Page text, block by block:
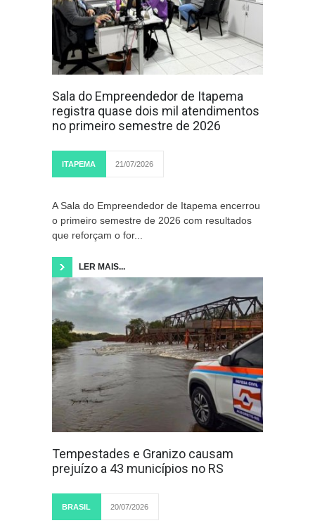
Sala do Empreendedor de Itapema
registra quase dois mil atendimentos
no primeiro semestre de 2026
ITAPEMA 21/07/2026
A Sala do Empreendedor de Itapema encerrou
o primeiro semestre de 2026 com resultados
que reforçam o for...
LER MAIS...
Tempestades e Granizo causam
prejuízo a 43 municípios no RS
BRASIL 20/07/2026